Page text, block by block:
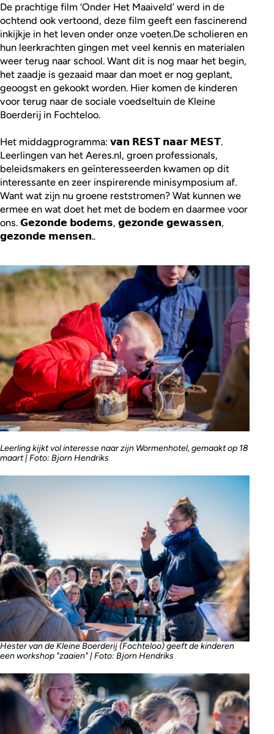
De prachtige film ‘Onder Het Maaiveld’ werd in de
ochtend ook vertoond, deze film geeft een fascinerend
inkijkje in het leven onder onze voeten.De scholieren en
hun leerkrachten gingen met veel kennis en materialen
weer terug naar school. Want dit is nog maar het begin,
het zaadje is gezaaid maar dan moet er nog geplant,
geoogst en gekookt worden. Hier komen de kinderen
voor terug naar de sociale voedseltuin de Kleine
Boerderij in Fochteloo.
Het middagprogramma: 𝘃𝗮𝗻 𝗥𝗘𝗦𝗧 𝗻𝗮𝗮𝗿 𝗠𝗘𝗦𝗧.
Leerlingen van het Aeres.nl, groen professionals,
beleidsmakers en geïnteresseerden kwamen op dit
interessante en zeer inspirerende minisymposium af.
Want wat zijn nu groene reststromen? Wat kunnen we
ermee en wat doet het met de bodem en daarmee voor
ons. 𝗚𝗲𝘇𝗼𝗻𝗱𝗲 𝗯𝗼𝗱𝗲𝗺𝘀, 𝗴𝗲𝘇𝗼𝗻𝗱𝗲 𝗴𝗲𝘄𝗮𝘀𝘀𝗲𝗻,
𝗴𝗲𝘇𝗼𝗻𝗱𝗲 𝗺𝗲𝗻𝘀𝗲𝗻..
Leerling kijkt vol interesse naar zijn Wormenhotel, gemaakt op 18
maart | Foto: Bjorn Hendriks
Hester van de Kleine Boerderij (Fochteloo) geeft de kinderen
een workshop "zaaien" | Foto: Bjorn Hendriks